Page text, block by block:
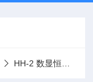
HH-2 数显恒温水浴锅